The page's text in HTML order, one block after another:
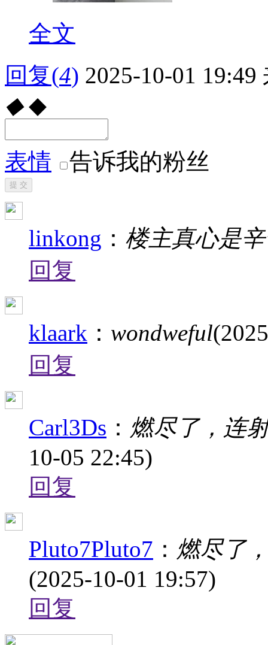
全文
回复(4) 2025-10-01 19:49
◆ ◆
表情 告诉我的粉丝
提 交
linkong ： 楼主真心是
回复
klaark ： wondweful
回复
Carl3Ds ： 燃尽了，连
10-05 22:45)
回复
Pluto7Pluto7 ： 燃尽了
(2025-10-01 19:57)
回复